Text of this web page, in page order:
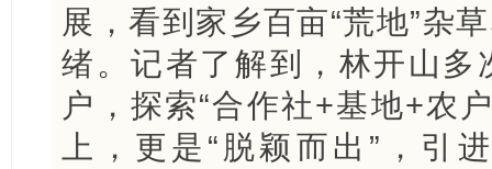
展，看到家乡百亩“荒地”杂
绪。记者了解到，林开山多
户，探索“合作社+基地+农
上，更是“脱颖而出”，引